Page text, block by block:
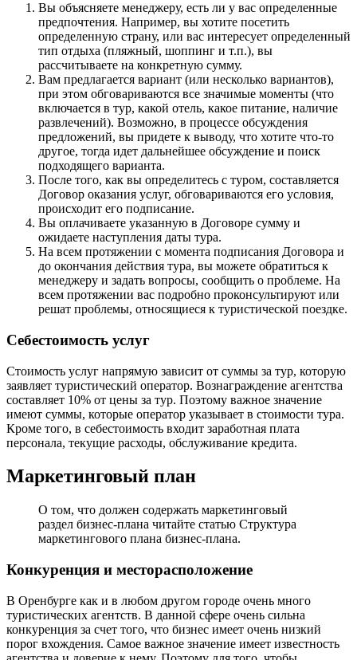
Вы объясняете менеджеру, есть ли у вас определенные
предпочтения. Например, вы хотите посетить
определенную страну, или вас интересует определенный
тип отдыха (пляжный, шоппинг и т.п.), вы
рассчитываете на конкретную сумму.
Вам предлагается вариант (или несколько вариантов),
при этом обговариваются все значимые моменты (что
включается в тур, какой отель, какое питание, наличие
развлечений). Возможно, в процессе обсуждения
предложений, вы придете к выводу, что хотите что-то
другое, тогда идет дальнейшее обсуждение и поиск
подходящего варианта.
После того, как вы определитесь с туром, составляется
Договор оказания услуг, обговариваются его условия,
происходит его подписание.
Вы оплачиваете указанную в Договоре сумму и
ожидаете наступления даты тура.
На всем протяжении с момента подписания Договора и
до окончания действия тура, вы можете обратиться к
менеджеру и задать вопросы, сообщить о проблеме. На
всем протяжении вас подробно проконсультируют или
решат проблемы, относящиеся к туристической поездке.
Себестоимость услуг
Стоимость услуг напрямую зависит от суммы за тур, которую
заявляет туристический оператор. Вознаграждение агентства
составляет 10% от цены за тур. Поэтому важное значение
имеют суммы, которые оператор указывает в стоимости тура.
Кроме того, в себестоимость входит заработная плата
персонала, текущие расходы, обслуживание кредита.
Маркетинговый план
О том, что должен содержать маркетинговый
раздел бизнес-плана читайте статью Структура
маркетингового плана бизнес-плана.
Конкуренция и месторасположение
В Оренбурге как и в любом другом городе очень много
туристических агентств. В данной сфере очень сильна
конкуренция за счет того, что бизнес имеет очень низкий
порог вхождения. Самое важное значение имеет известность